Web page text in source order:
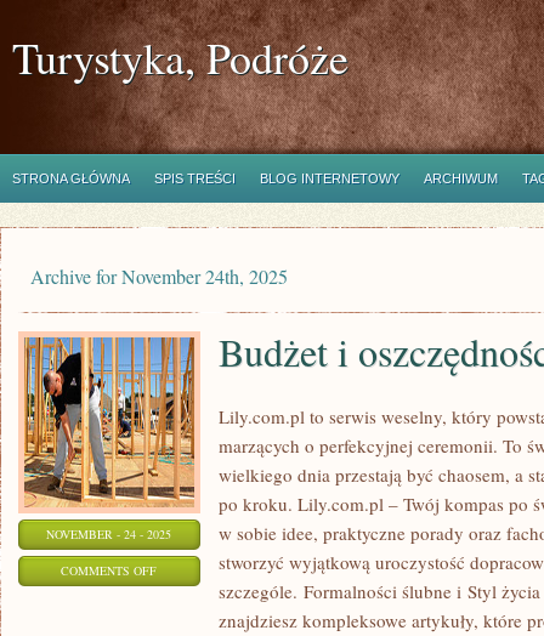
Turystyka, Podróże
STRONA GŁÓWNA SPIS TREŚCI BLOG INTERNETOWY ARCHIWUM
Archive for November 24th, 2025
NOVEMBER - 24 - 2025
COMMENTS OFFON
Budżet i
Lily.com.pl to serwis weselny, który
marzących o perfekcyjnej ceremonii. To
wielkiego dnia przestają być chaosem, a
po kroku. Lily.com.pl – Twój kompas po
w sobie idee, praktyczne porady oraz
stworzyć wyjątkową uroczystość
szczególe. Formalności ślubne i Styl
znajdziesz kompleksowe artykuły, które